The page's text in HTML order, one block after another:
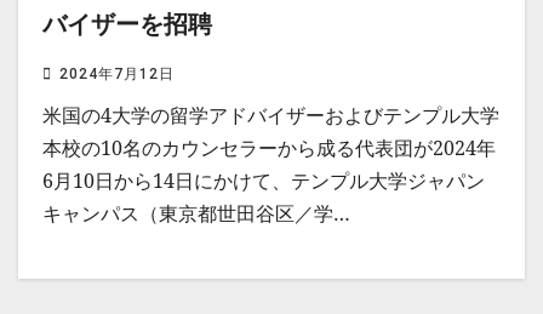
バイザーを招聘
2024年7月12日
米国の4大学の留学アドバイザーおよびテンプル大学
本校の10名のカウンセラーから成る代表団が2024年
6月10日から14日にかけて、テンプル大学ジャパン
キャンパス（東京都世田谷区／学…